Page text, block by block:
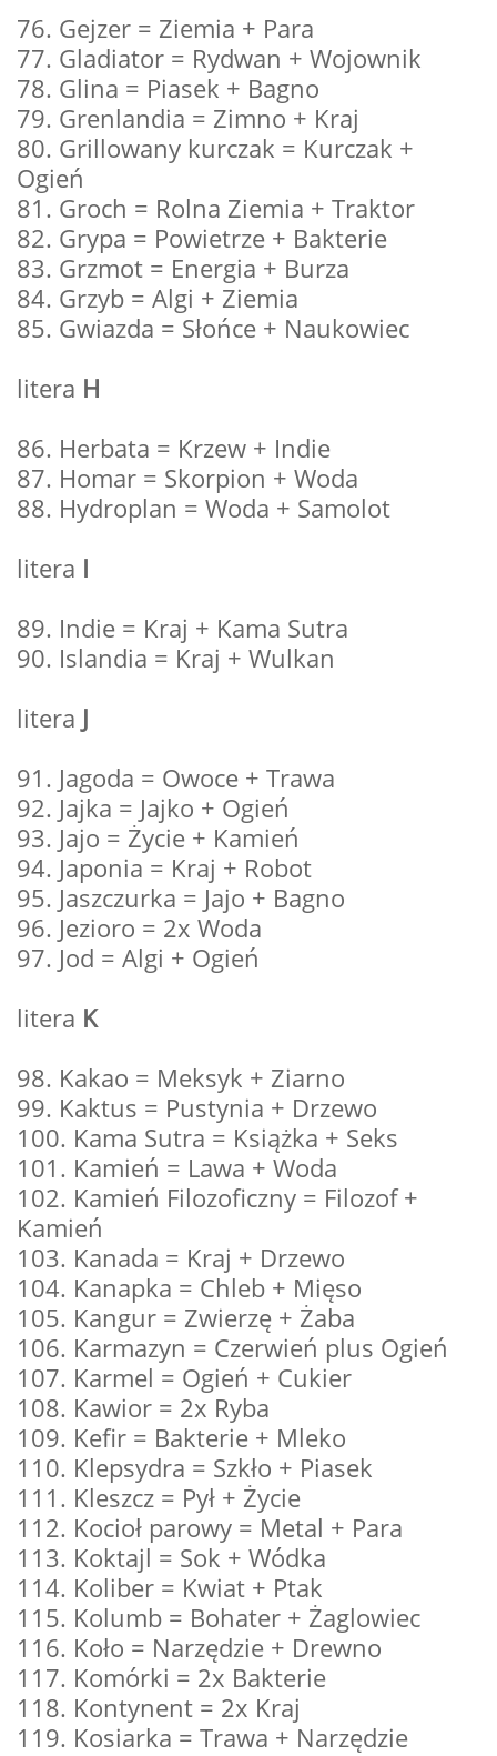
76. Gejzer = Ziemia + Para
77. Gladiator = Rydwan + Wojownik
78. Glina = Piasek + Bagno
79. Grenlandia = Zimno + Kraj
80. Grillowany kurczak = Kurczak +
Ogień
81. Groch = Rolna Ziemia + Traktor
82. Grypa = Powietrze + Bakterie
83. Grzmot = Energia + Burza
84. Grzyb = Algi + Ziemia
85. Gwiazda = Słońce + Naukowiec
litera H
86. Herbata = Krzew + Indie
87. Homar = Skorpion + Woda
88. Hydroplan = Woda + Samolot
litera I
89. Indie = Kraj + Kama Sutra
90. Islandia = Kraj + Wulkan
litera J
91. Jagoda = Owoce + Trawa
92. Jajka = Jajko + Ogień
93. Jajo = Życie + Kamień
94. Japonia = Kraj + Robot
95. Jaszczurka = Jajo + Bagno
96. Jezioro = 2x Woda
97. Jod = Algi + Ogień
litera K
98. Kakao = Meksyk + Ziarno
99. Kaktus = Pustynia + Drzewo
100. Kama Sutra = Książka + Seks
101. Kamień = Lawa + Woda
102. Kamień Filozoficzny = Filozof +
Kamień
103. Kanada = Kraj + Drzewo
104. Kanapka = Chleb + Mięso
105. Kangur = Zwierzę + Żaba
106. Karmazyn = Czerwień plus Ogień
107. Karmel = Ogień + Cukier
108. Kawior = 2x Ryba
109. Kefir = Bakterie + Mleko
110. Klepsydra = Szkło + Piasek
111. Kleszcz = Pył + Życie
112. Kocioł parowy = Metal + Para
113. Koktajl = Sok + Wódka
114. Koliber = Kwiat + Ptak
115. Kolumb = Bohater + Żaglowiec
116. Koło = Narzędzie + Drewno
117. Komórki = 2x Bakterie
118. Kontynent = 2x Kraj
119. Kosiarka = Trawa + Narzędzie